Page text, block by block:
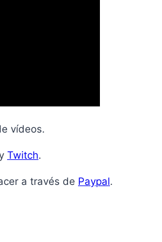
vídeos.
Twitch.
a través de Paypal.